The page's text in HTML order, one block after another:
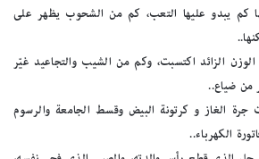
كم يبدو عليها التعب، كم من الشحوب يظهر على
الزائد اكتسبت، وكم من الشيب والتجاعيد غيّر
من ضياع..
الغاز و كرتونة البيض وقسط الجامعة والرسوم
الكهرباء..